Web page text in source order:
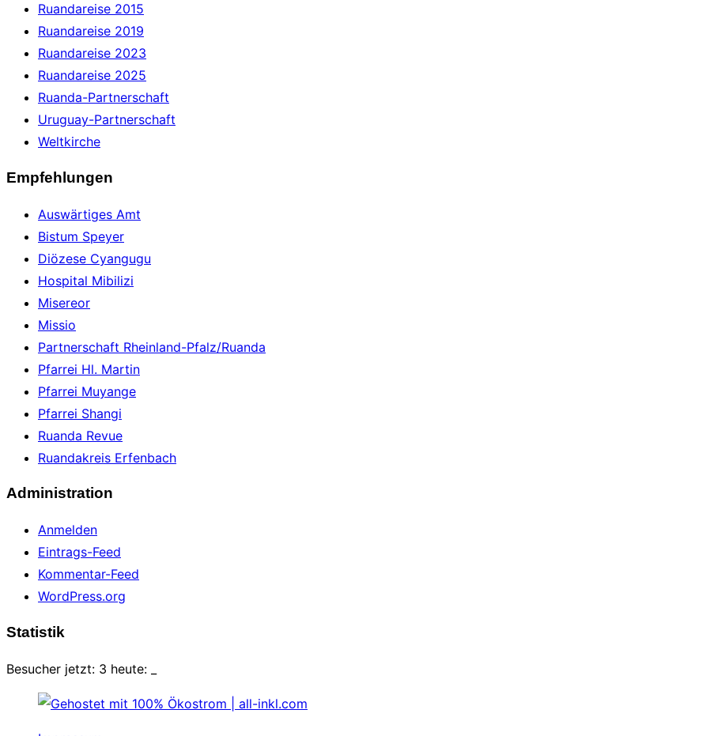
Ruandareise 2015
Ruandareise 2019
Ruandareise 2023
Ruandareise 2025
Ruanda-Partnerschaft
Uruguay-Partnerschaft
Weltkirche
Empfehlungen
Auswärtiges Amt
Bistum Speyer
Diözese Cyangugu
Hospital Mibilizi
Misereor
Missio
Partnerschaft Rheinland-Pfalz/Ruanda
Pfarrei Hl. Martin
Pfarrei Muyange
Pfarrei Shangi
Ruanda Revue
Ruandakreis Erfenbach
Administration
Anmelden
Eintrags-Feed
Kommentar-Feed
WordPress.org
Statistik
Besucher jetzt: 3 heute: